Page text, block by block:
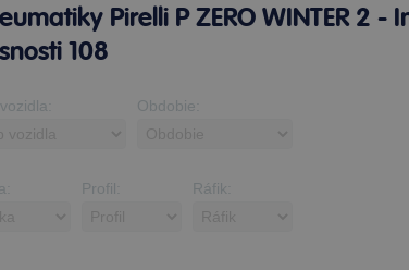
Pirelli P ZERO WINTER 2 -
108
Obdobie:
Profil: Ráfik: